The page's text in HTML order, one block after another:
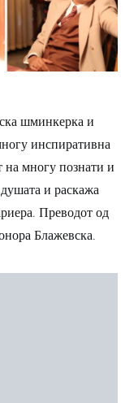
шминкерка и
инспиративна
на многу познати и
и раскажа
Преводот од
Блажевска.